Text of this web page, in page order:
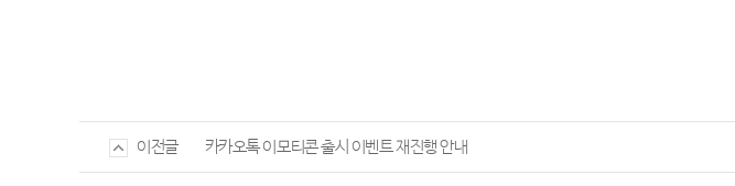
이전글 카카오톡 이모티콘 출시 이벤트 재진행 안내